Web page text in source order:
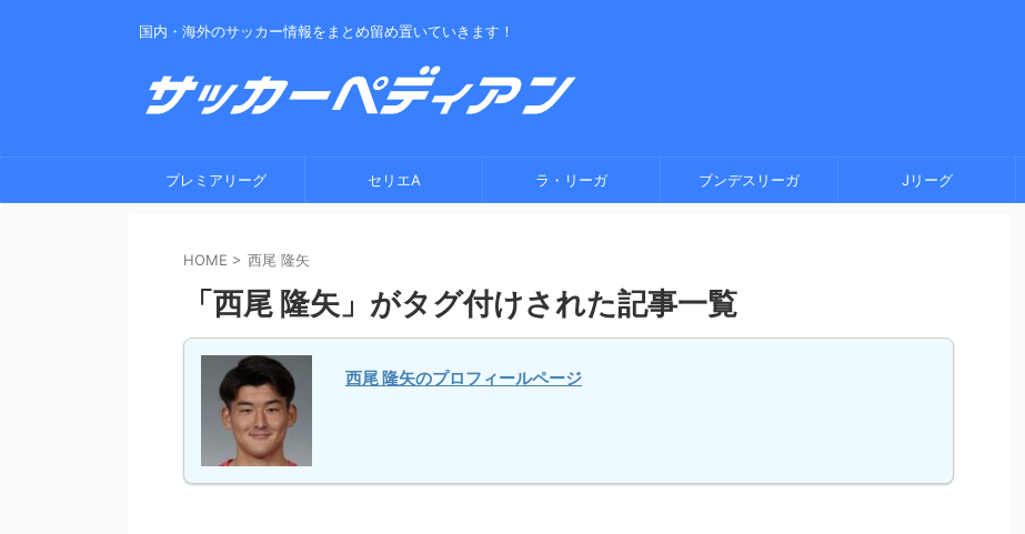
国内・海外のサッカー情報をまとめ留め置いていきます！
プレミアリーグ セリエA ラ・リーガ ブンデスリーガ Jリーグ
HOME > 西尾 隆矢
「西尾 隆矢」がタグ付けされた記事一覧
西尾 隆矢のプロフィールページ